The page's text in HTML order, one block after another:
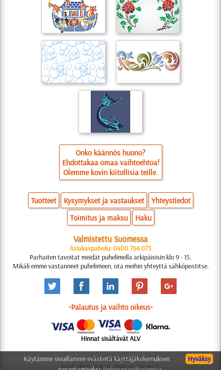
Onko käännös huono?
Ehdottakaa omaa vaihtoehtoa!
Olemme kovin kiitollisia teille.
Tuotteet Kysymykset ja vastaukset
Yhteystiedot
Toimitus ja maksu
Haku
Valmistettu Suomessa
Asiakaspalvelu: 0400 764 075
Parhaiten tavoitat meidät puhelimella arkipäivisin klo 9 - 15.
Mikäli emme vastanneet puhelimeen, ota meihin yhteyttä sähköpostitse.
•Palautus ja vaihto oikeus•
Hinnat sisältävät ALV
© 2006-2025 Suunnittelu: Natali M.
Koodauksen: Aleks K.; Sisältöä: Konsta A.
Hyväksy
Käytämme sivuillamme evästeitä käyttäjäkokemuksen